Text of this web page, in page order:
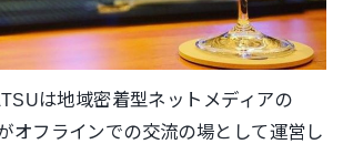
は地域密着型ネットメディアの
オフラインでの交流の場として運営し